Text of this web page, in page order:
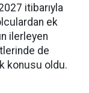
itibarıyla
ek
ilerleyen
de
konusu oldu.